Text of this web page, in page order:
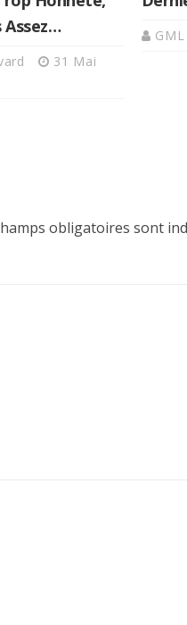
Assez…
31 Mai
GML
obligatoires sont